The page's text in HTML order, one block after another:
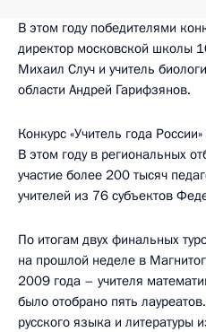
В этом году победителями
директор московской школы
Михаил Случ и учитель
области Андрей Гарифзянов.
Конкурс «Учитель года
В этом году в региональных
участие более 200 тысяч
учителей из 76 субъектов
По итогам двух финальных
на прошлой неделе в
2009 года – учителя
было отобрано пять
русского языка и литературы